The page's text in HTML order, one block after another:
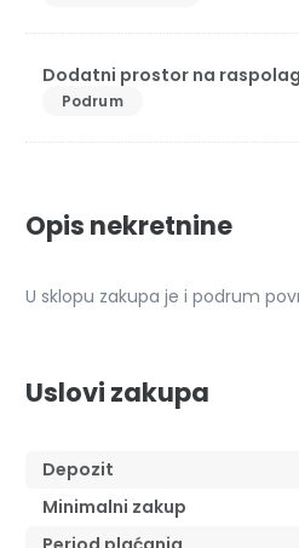
Dodatni prostor na
Podrum
Opis nekretnine
U sklopu zakupa je i podrum
Uslovi zakupa
Depozit
Minimalni zakup